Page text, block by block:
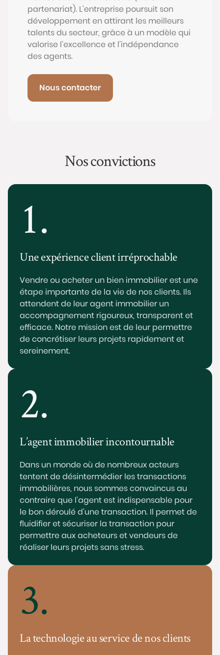
partenariat). L’entreprise poursuit son
développement en attirant les meilleurs
talents du secteur, grâce à un modèle qui
valorise l’excellence et l’indépendance
des agents.
Nous contacter
Nos convictions
1.
Une expérience client irréprochable
Vendre ou acheter un bien immobilier est une
étape importante de la vie de nos clients. Ils
attendent de leur agent immobilier un
accompagnement rigoureux, transparent et
efficace. Notre mission est de leur permettre
de concrétiser leurs projets rapidement et
sereinement.
2.
L’agent immobilier incontournable
Dans un monde où de nombreux acteurs
tentent de désintermédier les transactions
immobilières, nous sommes convaincus au
contraire que l’agent est indispensable pour
le bon déroulé d’une transaction. Il permet de
fluidifier et sécuriser la transaction pour
permettre aux acheteurs et vendeurs de
réaliser leurs projets sans stress.
3.
La technologie au service de nos clients